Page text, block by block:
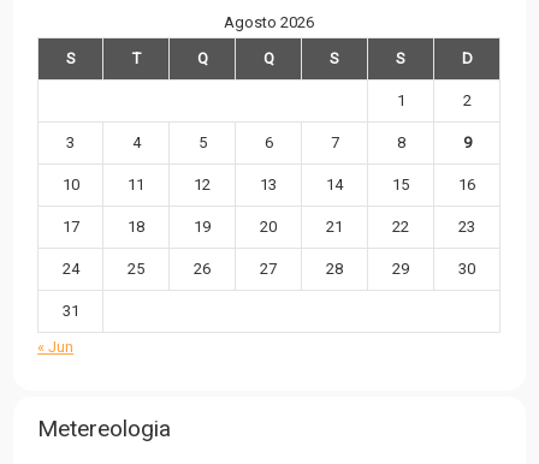
Agosto 2026
S
T Q Q S S D
1 2
3 4 5 6 7 8 9
10 11 12 13 14 15 16
17 18 19 20 21 22 23
24 25 26 27 28 29 30
31
« Jun
Metereologia